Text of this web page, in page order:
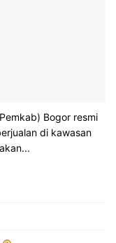
Bogor resmi
di kawasan